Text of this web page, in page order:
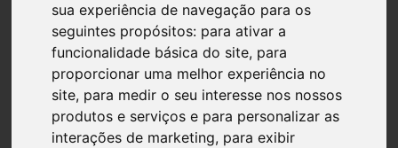
sua experiência de navegação para os
seguintes propósitos: para ativar a
funcionalidade básica do site, para
proporcionar uma melhor experiência no
site, para medir o seu interesse nos nossos
produtos e serviços e para personalizar as
interações de marketing, para exibir